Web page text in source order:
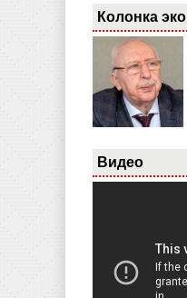
Колонка
Видео